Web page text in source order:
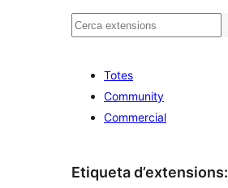
Cerca
Totes
Community
Commercial
Etiqueta d’extensions: